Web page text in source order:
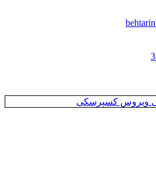
ویروس کسپرسکی